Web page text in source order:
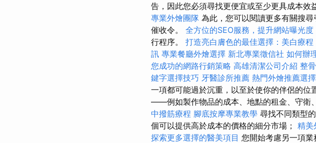
告，因此您必須尋找更便宜或至少更具成本效
專業外燴團隊 為此，您可以閱讀更多有關搜
催收令。 全方位的SEO服務，提升網站曝光度
行程序。 打造亮白膚色的最佳選擇：美白療程
訊 專業餐廳外燴選擇 新北專業徵信社 如何辦
您成功的網路行銷策略 高雄清潔公司介紹 整
鍵字選擇技巧 牙醫診所推薦 熱門外燴推薦選擇
一項都可能過於沉重，以至於使你的伴侶的
——例如製作物品的成本、地點的租金、守衛
中撥筋療程 腳底按摩專業教學 尋找不同類型
個可以提供高於成本的價格的細分市場； 精美
探索更多選擇的醫美項目 您開始考慮另一項業